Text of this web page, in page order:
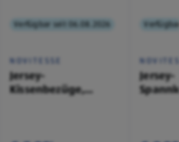
Verfügbar seit 06.08.2026
NOVITESSE
Jersey-
Kissenbezüge,
Jersey-